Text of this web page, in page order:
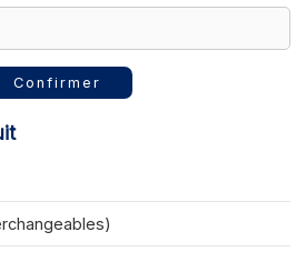
Confirmer